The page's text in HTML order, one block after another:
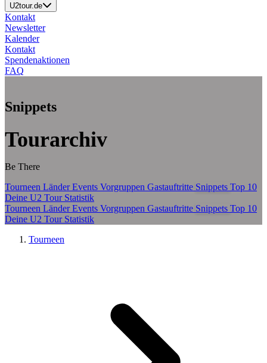
U2tour.de
Kontakt
Newsletter
Kalender
Kontakt
Spendenaktionen
FAQ
Snippets
Tourarchiv
Be There
Tourneen LänderEvents Vorgruppen Gastauftritte Snippets Top 10
Deine U2 Tour Statistik
Tourneen LänderEvents Vorgruppen Gastauftritte Snippets Top 10
Deine U2 Tour Statistik
Tourneen